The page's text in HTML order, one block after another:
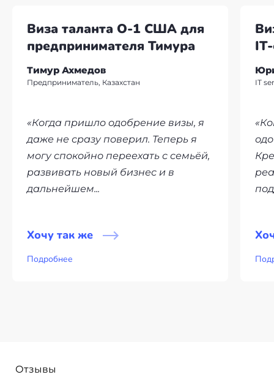
Виза таланта О-1 США для
предпринимателя Тимура
Тимур Ахмедов
Предприниматель, Казахстан
«Когда пришло одобрение визы, я
даже не сразу поверил. Теперь я
могу спокойно переехать с семьёй,
развивать новый бизнес и в
дальнейшем...
Хочу так же
Подробнее
IT
Отзывы